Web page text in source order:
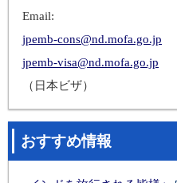
Email:
jpemb-cons@nd.mofa.go.jp
jpemb-visa@nd.mofa.go.jp
（日本ビザ）
おすすめ情報